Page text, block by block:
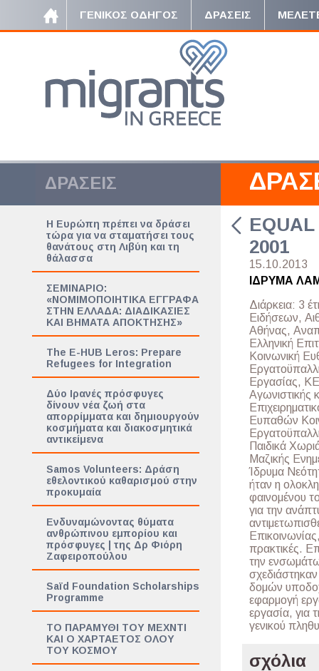
ΓΕΝΙΚΟΣ ΟΔΗΓΟΣ ΔΡΑΣΕΙΣ
ΔΡΑΣΕΙΣ
Η Ευρώπη πρέπει να δράσει
τώρα για να σταματήσει τους
θανάτους στη Λιβύη και τη
θάλασσα
ΣΕΜΙΝΑΡΙΟ:
«ΝΟΜΙΜΟΠΟΙΗΤΙΚΑ ΕΓΓΡΑΦΑ
ΣΤΗΝ ΕΛΛΑΔΑ: ΔΙΑΔΙΚΑΣΙΕΣ
ΚΑΙ ΒΗΜΑΤΑ ΑΠΟΚΤΗΣΗΣ»
The E-HUB Leros: Prepare
Refugees for Integration
Δύο Ιρανές πρόσφυγες
δίνουν νέα ζωή στα
απορρίμματα και δημιουργούν
κοσμήματα και διακοσμητικά
αντικείμενα
Samos Volunteers: Δράση
εθελοντικού καθαρισμού στην
προκυμαία
Ενδυναμώνοντας θύματα
ανθρώπινου εμπορίου και
πρόσφυγες | της Δρ Φιόρη
Ζαφειροπούλου
Saïd Foundation Scholarships
Programme
TΟ ΠΑΡΑΜΥΘΙ ΤΟΥ ΜΕΧΝΤΙ
ΚΑΙ Ο ΧΑΡΤΑΕΤΟΣ ΟΛΟΥ
ΤΟΥ ΚΟΣΜΟΥ
2001
15.10.2013
ΙΔΡΥΜΑ
Διάρκεια: 3
Ειδήσεων,
Αθήνας,
Ελληνική
Κοινωνική
Εργασίας,
Αγωνιστικής
Ευπαθών
Παιδικά
Μαζικής
Ίδρυμα
ήταν η
φαινομένου
για την
πρακτικές.
την
δομών
εφαρμογή
εργασία, για
γενικού
σχόλια